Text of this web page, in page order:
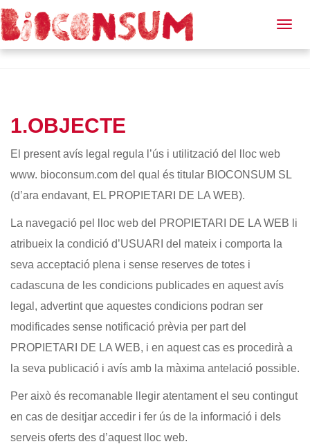
Avís Legal
1.OBJECTE
El present avís legal regula l’ús i utilització del lloc web
www. bioconsum.com del qual és titular BIOCONSUM SL
(d’ara endavant, EL PROPIETARI DE LA WEB).
La navegació pel lloc web del PROPIETARI DE LA WEB li
atribueix la condició d’USUARI del mateix i comporta la
seva acceptació plena i sense reserves de totes i
cadascuna de les condicions publicades en aquest avís
legal, advertint que aquestes condicions podran ser
modificades sense notificació prèvia per part del
PROPIETARI DE LA WEB, i en aquest cas es procedirà a
la seva publicació i avís amb la màxima antelació possible.
Per això és recomanable llegir atentament el seu contingut
en cas de desitjar accedir i fer ús de la informació i dels
serveis oferts des d’aquest lloc web.